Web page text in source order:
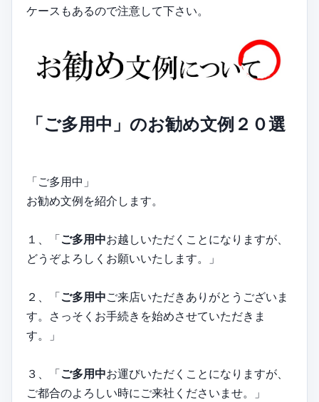
ケースもあるので注意して下さい。
「ご多用中」のお勧め文例２０選
「ご多用中」
お勧め文例を紹介します。
１、「ご多用中お越しいただくことになりますが、
どうぞよろしくお願いいたします。」
２、「ご多用中ご来店いただきありがとうございま
す。さっそくお手続きを始めさせていただきま
す。」
３、「ご多用中お運びいただくことになりますが、
ご都合のよろしい時にご来社くださいませ。」